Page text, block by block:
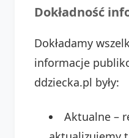
Dokładność
Dokładamy
informacje
ddziecka.pl były:
Aktualne –